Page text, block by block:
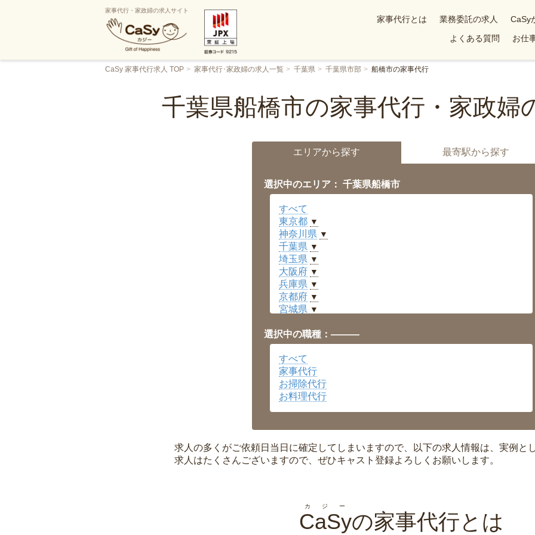
家事代行・家政婦の求人サイト
家事代行とは 業務委託の求人 CaSy
よくある質問
お仕
CaSy 家事代行求人 TOP 家事代行･家政婦の求人一覧 千葉県 千葉県市部 船橋市の家事代行
千葉県船橋市の家事代行・家政婦
エリアから探す 最寄駅から探す
選択中のエリア： 千葉県船橋市
すべて
東京都 ▼
神奈川県 ▼
千葉県 ▼
埼玉県 ▼
大阪府 ▼
兵庫県 ▼
京都府 ▼
宮城県 ▼
福井県 ▼
岡山県 ▼
広島県
沖縄県 ▼
選択中の職種：———
すべて
家事代行
お掃除代行
お料理代行
求人の多くがご依頼日当日に確定してしまいますので、以下の求人情報は、実例と
求人はたくさんございますので、ぜひキャスト登録よろしくお願いします。
CaSy
カジー
の家事代行とは